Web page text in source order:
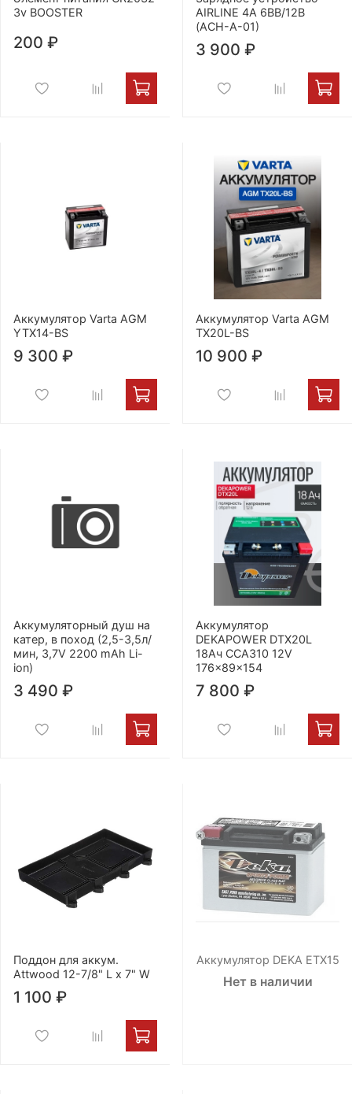
3v BOOSTER
200 ₽
AIRLINE 4A 6BB/12B
(ACH-A-01)
3 900 ₽
Аккумулятор Varta AGM
YTX14-BS
9 300 ₽
Аккумулятор Varta AGM
TX20L-BS
10 900 ₽
Аккумуляторный душ на
катер, в поход (2,5-3,5л/
мин, 3,7V 2200 mAh Li-
ion)
3 490 ₽
Аккумулятор
DEKAPOWER DTX20L
18Ач CCA310 12V
176x89x154
7 800 ₽
Поддон для аккум.
Attwood 12-7/8" L x 7" W
1 100 ₽
Аккумулятор DEKA ETX15
Нет в наличии